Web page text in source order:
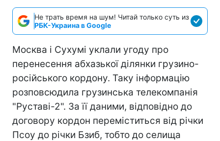
Не трать время на шум! Читай только суть из
РБК-Украина в Google
Москва і Сухумі уклали угоду про
перенесення абхазької ділянки грузино-
російського кордону. Таку інформацію
розповсюдила грузинська телекомпанія
"Руставі-2". За її даними, відповідно до
договору кордон переміститься від річки
Псоу до річки Бзиб, тобто до селища